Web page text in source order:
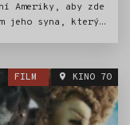
Ameriky, aby zde
jeho syna, který
ve známost
prostoru
povrchu
soudu.
FILM KINO 70